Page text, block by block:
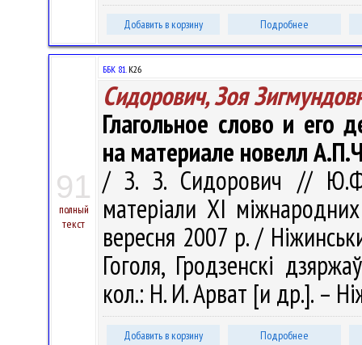
Добавить в корзину Подробнее
91
полный
текст
ББК 81.К26
Сидорович, Зоя
Глагольное слово и его
на материале новелл
/ З. З. Сидорович // Ю.Ф.
матерiали XI
вересня 2007 р. /
Гоголя, Гродзенскi
кол.: Н. И. Арват [и др.]. –
Добавить в корзину Подробнее